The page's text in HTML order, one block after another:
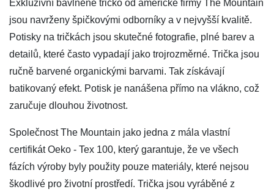
Exkluzivní bavlněné tričko od americké firmy The Mountain
jsou navrženy špičkovými odborníky a v nejvyšší kvalitě.
Potisky na tričkách jsou skutečné fotografie, plné barev a
detailů, které často vypadají jako trojrozměrné. Trička jsou
ručně barvené organickými barvami. Tak získávají
batikovaný efekt. Potisk je nanášena přímo na vlákno, což
zaručuje dlouhou životnost.
Společnost The Mountain jako jedna z mála vlastní
certifikát Oeko - Tex 100, který garantuje, že ve všech
fázích výroby byly použity pouze materiály, které nejsou
škodlivé pro životní prostředí. Trička jsou vyráběné z